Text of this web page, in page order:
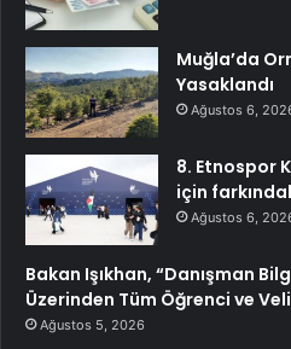
Muğla’da
Yasaklandı
Ağustos 6,
8. Etnospor
için
Ağustos 6,
Bakan Işıkhan, “Danışman
Üzerinden Tüm Öğrenci ve
Ağustos 5, 2026